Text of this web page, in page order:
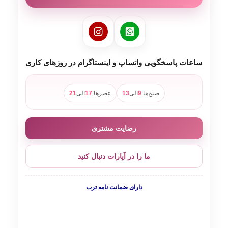
ساعات پاسخگویی واتساپ و اینستاگرام در روزهای کاری
صبح‌ها:9 الی13 عصرها:17 الی21
رضایت مشتری
ما را در آپارات دنبال کنید
دارای ضمانت نامه ترب